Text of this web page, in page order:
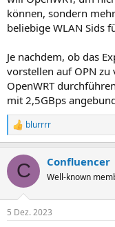
können, sondern
beliebige WLAN Sids
Je nachdem, ob das
vorstellen auf OPN
OpenWRT
mit 2,5GBps
R
e
k
i
e
blurrrr
C Confluencer
Well-known
5 Dez. 2023